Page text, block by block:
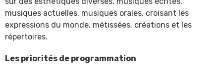
musiques actuelles, musiques orales, croisant les
expressions du monde, métissées, créations et les
répertoires.
Les priorités de programmation